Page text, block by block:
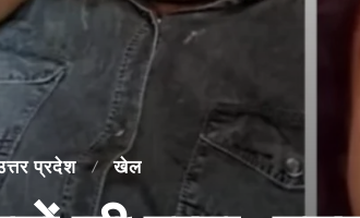
प्रदेश खेल